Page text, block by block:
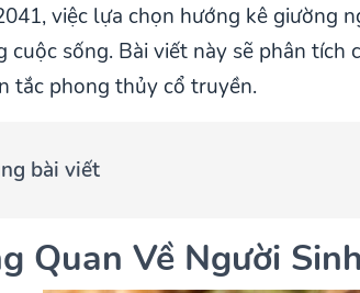
việc lựa chọn hướng kê giường
cuộc sống. Bài viết này sẽ phân
tắc phong thủy cổ truyền.
bài viết
Quan Về Người